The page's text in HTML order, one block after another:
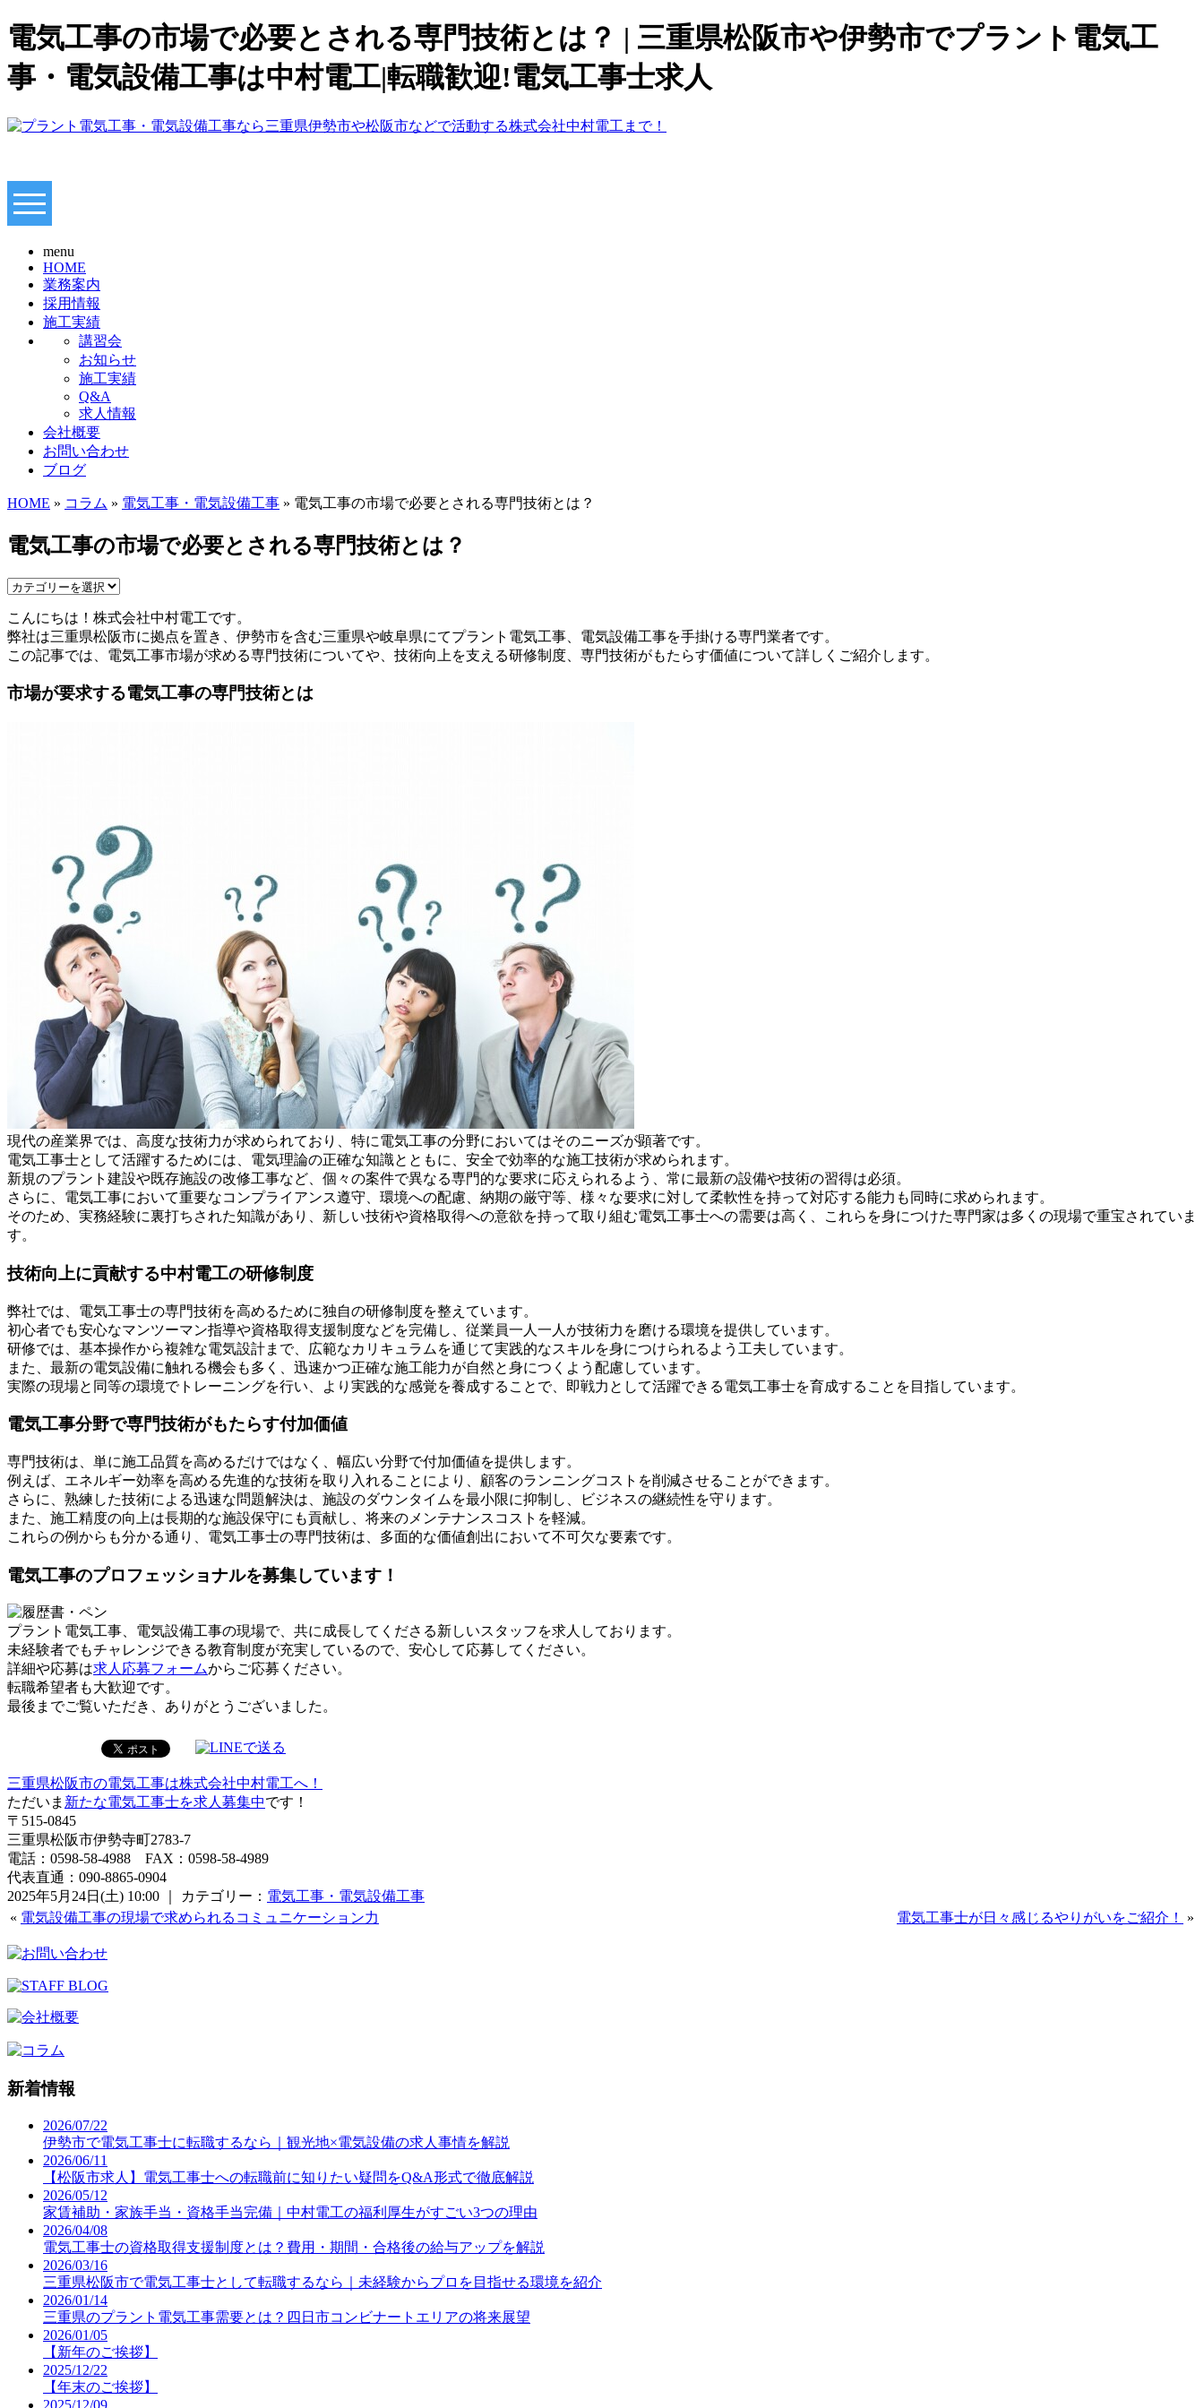
電気工事の市場で必要とされる専門技術とは？ | 三重県松阪市や伊勢市でプラント電気工
事・電気設備工事は中村電工|転職歓迎!電気工事士求人
menu
HOME
業務案内
採用情報
施工実績
講習会
お知らせ
施工実績
Q&A
求人情報
会社概要
お問い合わせ
ブログ
HOME » コラム » 電気工事・電気設備工事 » 電気工事の市場で必要とされる専門技術とは？
電気工事の市場で必要とされる専門技術とは？
こんにちは！株式会社中村電工です。
弊社は三重県松阪市に拠点を置き、伊勢市を含む三重県や岐阜県にてプラント電気工事、電気設備工事を手掛ける専門業者です。
この記事では、電気工事市場が求める専門技術についてや、技術向上を支える研修制度、専門技術がもたらす価値について詳しくご紹介します。
市場が要求する電気工事の専門技術とは
現代の産業界では、高度な技術力が求められており、特に電気工事の分野においてはそのニーズが顕著です。
電気工事士として活躍するためには、電気理論の正確な知識とともに、安全で効率的な施工技術が求められます。
新規のプラント建設や既存施設の改修工事など、個々の案件で異なる専門的な要求に応えられるよう、常に最新の設備や技術の習得は必須。
さらに、電気工事において重要なコンプライアンス遵守、環境への配慮、納期の厳守等、様々な要求に対して柔軟性を持って対応する能力も同時に求められます。
そのため、実務経験に裏打ちされた知識があり、新しい技術や資格取得への意欲を持って取り組む電気工事士への需要は高く、これらを身につけた専門家は多くの現場で重宝されていま
す。
技術向上に貢献する中村電工の研修制度
弊社では、電気工事士の専門技術を高めるために独自の研修制度を整えています。
初心者でも安心なマンツーマン指導や資格取得支援制度などを完備し、従業員一人一人が技術力を磨ける環境を提供しています。
研修では、基本操作から複雑な電気設計まで、広範なカリキュラムを通じて実践的なスキルを身につけられるよう工夫しています。
また、最新の電気設備に触れる機会も多く、迅速かつ正確な施工能力が自然と身につくよう配慮しています。
実際の現場と同等の環境でトレーニングを行い、より実践的な感覚を養成することで、即戦力として活躍できる電気工事士を育成することを目指しています。
電気工事分野で専門技術がもたらす付加価値
専門技術は、単に施工品質を高めるだけではなく、幅広い分野で付加価値を提供します。
例えば、エネルギー効率を高める先進的な技術を取り入れることにより、顧客のランニングコストを削減させることができます。
さらに、熟練した技術による迅速な問題解決は、施設のダウンタイムを最小限に抑制し、ビジネスの継続性を守ります。
また、施工精度の向上は長期的な施設保守にも貢献し、将来のメンテナンスコストを軽減。
これらの例からも分かる通り、電気工事士の専門技術は、多面的な価値創出において不可欠な要素です。
電気工事のプロフェッショナルを募集しています！
プラント電気工事、電気設備工事の現場で、共に成長してくださる新しいスタッフを求人しております。
未経験者でもチャレンジできる教育制度が充実しているので、安心して応募してください。
詳細や応募は求人応募フォームからご応募ください。
転職希望者も大歓迎です。
最後までご覧いただき、ありがとうございました。
三重県松阪市の電気工事は株式会社中村電工へ！
ただいま 新たな電気工事士を求人募集中です！
〒515-0845
三重県松阪市伊勢寺町2783-7
電話：0598-58-4988 FAX：0598-58-4989
代表直通：090-8865-0904
2025年5月24日(土) 10:00 ｜ カテゴリー： 電気工事・電気設備工事
« 電気設備工事の現場で求められるコミュニケーション力 電気工事士が日々感じるやりがいをご紹介！ »
新着情報
2026/07/22
伊勢市で電気工事士に転職するなら｜観光地×電気設備の求人事情を解説
2026/06/11
【松阪市求人】電気工事士への転職前に知りたい疑問をQ&A形式で徹底解説
2026/05/12
家賃補助・家族手当・資格手当完備｜中村電工の福利厚生がすごい3つの理由
2026/04/08
電気工事士の資格取得支援制度とは？費用・期間・合格後の給与アップを解説
2026/03/16
三重県松阪市で電気工事士として転職するなら｜未経験からプロを目指せる環境を紹介
2026/01/14
三重県のプラント電気工事需要とは？四日市コンビナートエリアの将来展望
2026/01/05
【新年のご挨拶】
2025/12/22
【年末のご挨拶】
2025/12/09